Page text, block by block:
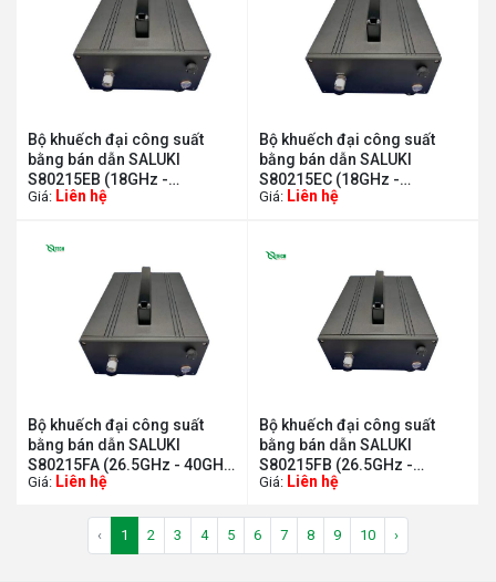
Bộ khuếch đại công suất
bằng bán dẫn SALUKI
S80215EB (18GHz -
26.5GHz, 43dB)
Giá: Liên hệ
Bộ khuếch đại công suất
bằng bán dẫn SALUKI
S80215EC (18GHz -
26.5GHz, 46dB)
Giá: Liên hệ
Bộ khuếch đại công suất
bằng bán dẫn SALUKI
S80215FA (26.5GHz - 40GHz,
40dB)
Giá: Liên hệ
Bộ khuếch đại công suất
bằng bán dẫn SALUKI
S80215FB (26.5GHz -
40GHz, 43dB)
Giá: Liên hệ
‹ 1 2 3 4 5 6 7 8 9 10 ›